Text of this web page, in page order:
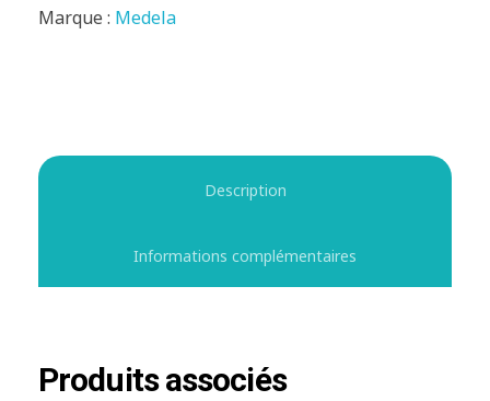
Marque : Medela
Description
Informations complémentaires
Produits associés